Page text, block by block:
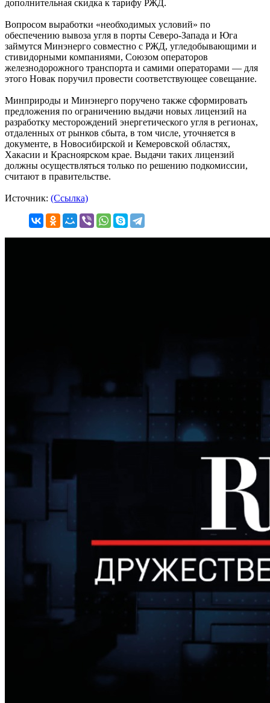
дополнительная скидка к тарифу РЖД.
Вопросом выработки «необходимых условий» по
обеспечению вывоза угля в порты Северо-Запада и Юга
займутся Минэнерго совместно с РЖД, угледобывающими и
стивидорными компаниями, Союзом операторов
железнодорожного транспорта и самими операторами — для
этого Новак поручил провести соответствующее совещание.
Минприроды и Минэнерго поручено также сформировать
предложения по ограничению выдачи новых лицензий на
разработку месторождений энергетического угля в регионах,
отдаленных от рынков сбыта, в том числе, уточняется в
документе, в Новосибирской и Кемеровской областях,
Хакасии и Красноярском крае. Выдачи таких лицензий
должны осуществляться только по решению подкомиссии,
считают в правительстве.
Источник: (Ссылка)